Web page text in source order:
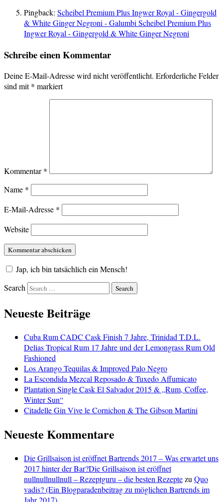
Pingback: Scheibel Premium Plus Ingwer Royal - Gingergold
& White Ginger Negroni - Galumbi Scheibel Premium Plus
Ingwer Royal - Gingergold & White Ginger Negroni
Schreibe einen Kommentar
Deine E-Mail-Adresse wird nicht veröffentlicht. Erforderliche Felder
sind mit* markiert
Kommentar*
Name *
E-Mail-Adresse *
Website
Jap, ich bin tatsächlich ein Mensch!
Search
Neueste Beiträge
Cuba Rum CADC Cask Finish 7 Jahre, Trinidad T.D.L.
Delias Tropical Rum 17 Jahre und der Lemongrass Rum Old
Fashioned
Los Arango Tequilas & Improved Palo Negro
La Escondida Mezcal Reposado & Tuxedo Affumicato
Plantation Single Cask El Salvador 2015 & „Rum, Coffee,
Winter Sun“
Citadelle Gin Vive le Cornichon & The Gibson Martini
Neueste Kommentare
Die Grillsaison ist eröffnet Bartrends 2017 – Was erwartet uns
2017 hinter der Bar?Die Grillsaison ist eröffnet
nullnullnullnull – Rezeptguru – die besten Rezeptezu Quo
vadis? (Ein Blogparadenbeitrag zu möglichen Bartrends im
Jahr 2017)